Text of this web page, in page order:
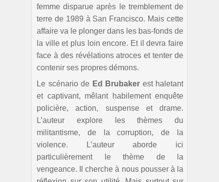
femme disparue après le tremblement de
terre de 1989 à San Francisco. Mais cette
affaire va le plonger dans les bas-fonds de
la ville et plus loin encore. Et il devra faire
face à des révélations atroces et tenter de
contenir ses propres démons.
Le scénario de Ed Brubaker est haletant
et captivant, mêlant habilement enquête
policière, action, suspense et drame.
L’auteur explore les thèmes du
militantisme, de la corruption, de la
violence. L’auteur aborde ici
particulièrement le thème de la
vengeance. Il cherche à nous pousser à la